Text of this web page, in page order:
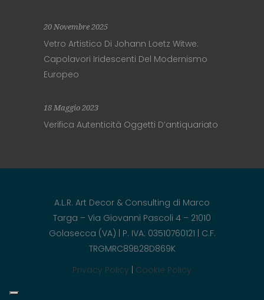
20 Novembre 2025
Vetro Artistico Di Johann Loetz Witwe:
Capolavori Iridescenti Del Modernismo
Europeo
18 Maggio 2023
Verifica Autenticità Oggetti D’antiquariato
A.L.R. Art Decor & Consulting di Marco
Targa – Via Giovanni Pascoli 4 – 21010
Golasecca (VA) | P. IVA: 03510760121 | C.F.
TRGMRC89B28D869K
Privacy Policy | Cookie Policy